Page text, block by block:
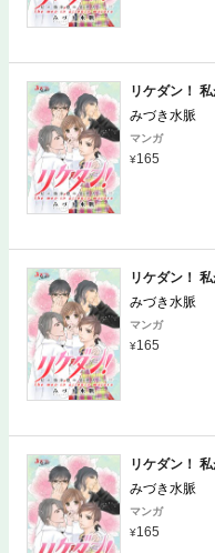
リケダン！
みづき水脈
マンガ
165
リケダン！
みづき水脈
マンガ
165
リケダン！
みづき水脈
マンガ
165